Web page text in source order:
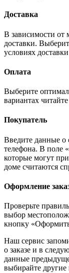
Доставка
В зависимости от
доставки.
условиях
Оплата
Выберите
вариантах
Покупатель
Введите данные о
телефона. В поле
которые могут
доме считаются
Оформление
Проверьте
выбор
кнопку «Оформить
Наш сервис
о заказе и в
данные
выбирайте другие